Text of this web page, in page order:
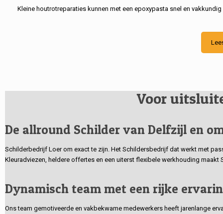
Kleine houtrotreparaties kunnen met een epoxypasta snel en
Voor
De allround Schilder van Delfzijl en
Schilderbedrijf Loer om exact te zijn. Het Schildersbedrijf dat werkt met
Kleuradviezen, heldere offertes en een uiterst flexibele werkhouding
Dynamisch team met een rijke
Ons team gemotiveerde en vakbekwame medewerkers heeft jarenlange